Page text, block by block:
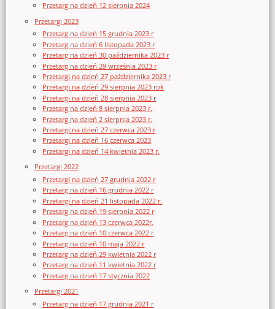
Przetarg na dzień 12 sierpnia 2024
Przetargi 2023
Przetarg na dzień 15 grudnia 2023 r
Przetarg na dzień 6 listopada 2023 r
Przetarg na dzień 30 października 2023 r
Przetarg na dzień 29 września 2023 r
Przetargi na dzień 27 października 2023 r
Przetargi na dzień 29 sierpnia 2023 rok
Przetargi na dzień 28 sierpnia 2023 r
Przetarg na dzień 8 sierpnia 2023 r.
Przetarg na dzień 2 sierpnia 2023 r.
Przetargi na dzień 27 czerwca 2023 r
Przetargi na dzień 16 czerwca 2023
Przetargi na dzień 14 kwietnia 2023 r.
Przetargi 2022
Przetargi na dzień 27 grudnia 2022 r
Przetarg na dzień 16 grudnia 2022 r
Przetargi na dzień 21 listopada 2022 r.
Przetarg na dzień 19 sierpnia 2022 r
Przetarg na dzień 13 czerwca 2022r.
Przetarg na dzień 10 czerwca 2022 r
Przetarg na dzień 10 maja 2022 r
Przetarg na dzień 29 kwietnia 2022 r
Przetarg na dzień 11 kwietnia 2022 r
Przetarg na dzień 17 stycznia 2022
Przetargi 2021
Przetarg na dzień 17 grudnia 2021 r